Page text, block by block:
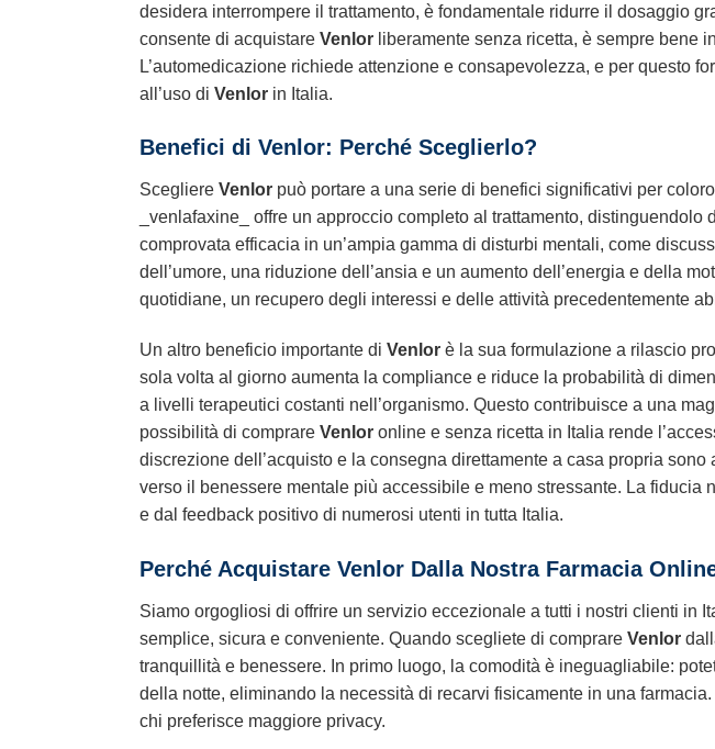
desidera interrompere il trattamento, è fondamentale ridurre il dosaggio
consente di acquistare Venlor liberamente senza ricetta, è sempre bene
L’automedicazione richiede attenzione e consapevolezza, e per questo
all’uso di Venlor in Italia.
Benefici di Venlor: Perché Sceglierlo?
Scegliere Venlor può portare a una serie di benefici significativi per
_venlafaxine_ offre un approccio completo al trattamento,
comprovata efficacia in un’ampia gamma di disturbi mentali, come
dell’umore, una riduzione dell’ansia e un aumento dell’energia e della
quotidiane, un recupero degli interessi e delle attività precedentemente
Un altro beneficio importante di Venlor è la sua formulazione a rilascio
sola volta al giorno aumenta la compliance e riduce la probabilità di
a livelli terapeutici costanti nell’organismo. Questo contribuisce a una
possibilità di comprare Venlor online e senza ricetta in Italia rende
discrezione dell’acquisto e la consegna direttamente a casa propria
verso il benessere mentale più accessibile e meno stressante. La fiducia
e dal feedback positivo di numerosi utenti in tutta Italia.
Perché Acquistare Venlor Dalla Nostra Farmacia
Siamo orgogliosi di offrire un servizio eccezionale a tutti i nostri clienti in
semplice, sicura e conveniente. Quando scegliete di comprare Venlor
tranquillità e benessere. In primo luogo, la comodità è ineguagliabile:
della notte, eliminando la necessità di recarvi fisicamente in una
chi preferisce maggiore privacy.